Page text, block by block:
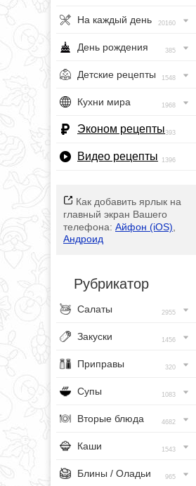
На каждый день 20160
День рождения 385
Детские рецепты 1548
Кухни мира 1968
Эконом рецепты393
Видео рецепты 1396
Как добавить ярлык на
главный экран Вашего
телефона: Айфон (iOS)
Андроид
Рубрикатор
Салаты 2955
Закуски 1456
Приправы 320
Супы 1083
Вторые блюда 4682
Каши 1543
Блины / Оладьи 965